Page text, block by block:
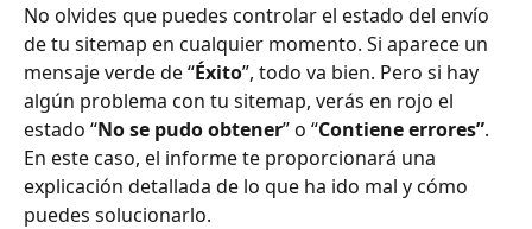
No olvides que puedes controlar el estado del envío
de tu sitemap en cualquier momento. Si aparece un
mensaje verde de “Éxito”, todo va bien. Pero si hay
algún problema con tu sitemap, verás en rojo el
estado “No se pudo obtener” o “Contiene errores”.
En este caso, el informe te proporcionará una
explicación detallada de lo que ha ido mal y cómo
puedes solucionarlo.